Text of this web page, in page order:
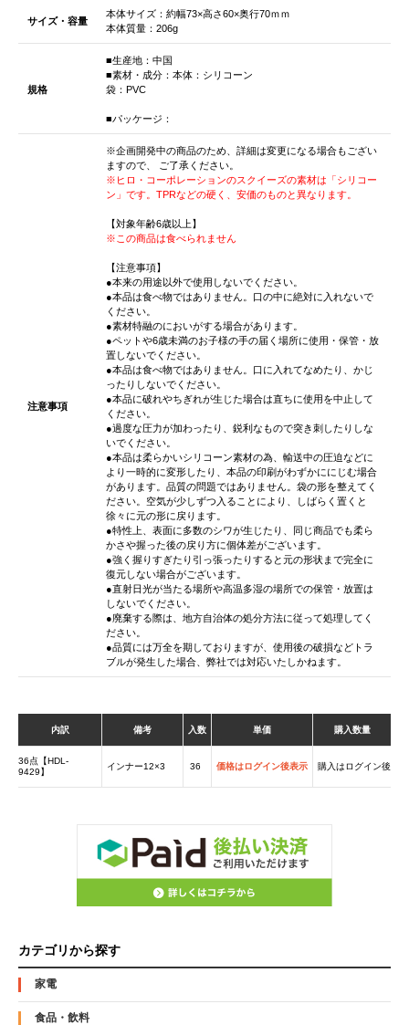
サイズ・容量
本体サイズ：約幅73×高さ60×奥行70ｍｍ
本体質量：206g
規格
■生産地：中国
■素材・成分：本体：シリコーン
袋：PVC
■パッケージ：
注意事項
※企画開発中の商品のため、詳細は変更になる場合もござい
ますので、 ご了承ください。
※ヒロ・コーポレーションのスクイーズの素材は「シリコー
ン」です。TPRなどの硬く、安価のものと異なります。
【対象年齢6歳以上】
※この商品は食べられません
【注意事項】
●本来の用途以外で使用しないでください。
●本品は食べ物ではありません。口の中に絶対に入れないで
ください。
●素材特融のにおいがする場合があります。
●ペットや6歳未満のお子様の手の届く場所に使用・保管・放
置しないでください。
●本品は食べ物ではありません。口に入れてなめたり、かじ
ったりしないでください。
●本品に破れやちぎれが生じた場合は直ちに使用を中止して
ください。
●過度な圧力が加わったり、鋭利なもので突き刺したりしな
いでください。
●本品は柔らかいシリコーン素材の為、輸送中の圧迫などに
より一時的に変形したり、本品の印刷がわずかににじむ場合
があります。品質の問題ではありません。袋の形を整えてく
ださい。空気が少しずつ入ることにより、しばらく置くと
徐々に元の形に戻ります。
●特性上、表面に多数のシワが生じたり、同じ商品でも柔ら
かさや握った後の戻り方に個体差がございます。
●強く握りすぎたり引っ張ったりすると元の形状まで完全に
復元しない場合がございます。
●直射日光が当たる場所や高温多湿の場所での保管・放置は
しないでください。
●廃棄する際は、地方自治体の処分方法に従って処理してく
ださい。
●品質には万全を期しておりますが、使用後の破損などトラ
ブルが発生した場合、弊社では対応いたしかねます。
内訳 備考 入数 単価 購入数量
36点【HDL-
9429】
インナー12×3 36 価格はログイン後表示 購入はログイン後
カテゴリから探す
家電
食品・飲料